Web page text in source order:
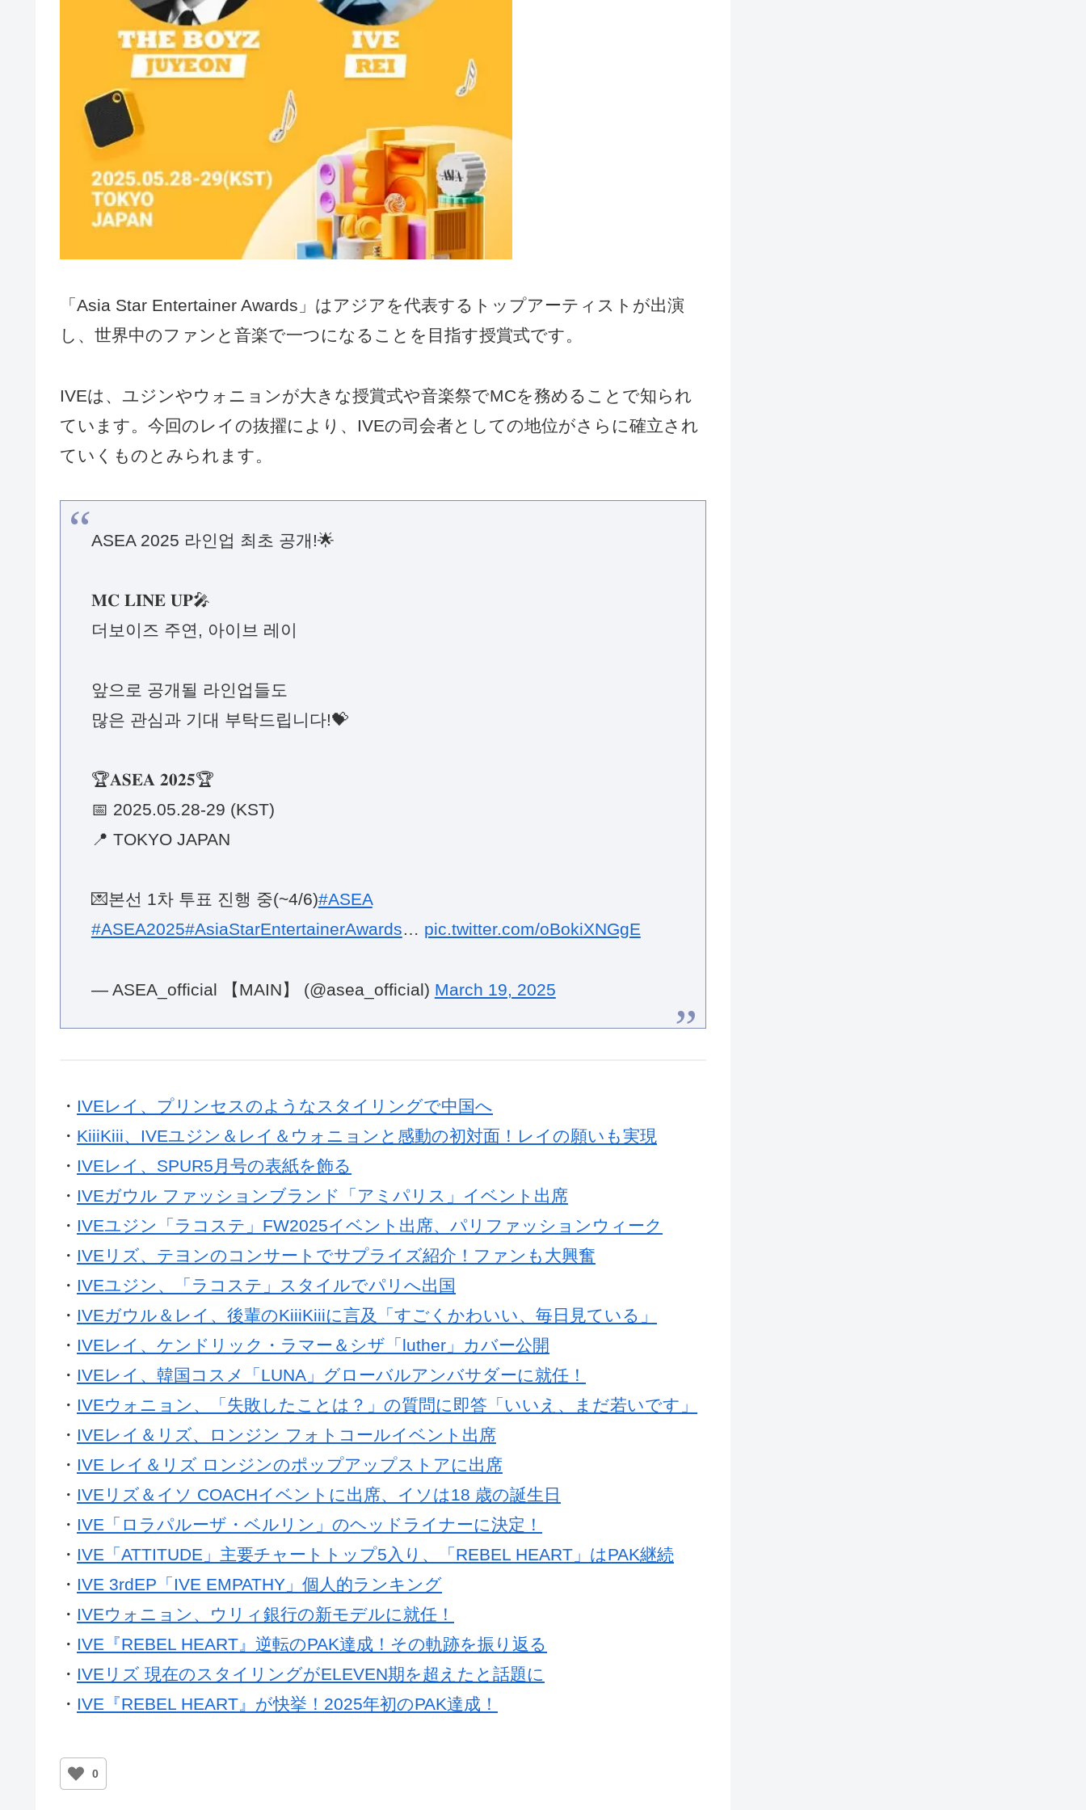
「Asia Star Entertainer Awards」はアジアを代表するトップアーティストが出演
し、世界中のファンと音楽で一つになることを目指す授賞式です。
IVEは、ユジンやウォニョンが大きな授賞式や音楽祭でMCを務めることで知られ
ています。今回のレイの抜擢により、IVEの司会者としての地位がさらに確立され
ていくものとみられます。
ASEA 2025 라인업 최초 공개!🌟
𝐌𝐂 𝐋𝐈𝐍𝐄 𝐔𝐏🎤
더보이즈 주연, 아이브 레이
앞으로 공개될 라인업들도
많은 관심과 기대 부탁드립니다!💝
🏆𝐀𝐒𝐄𝐀 𝟐𝟎𝟐𝟓🏆
📅 2025.05.28-29 (KST)
📍 TOKYO JAPAN
💌본선 1차 투표 진행 중(~4/6)#ASEA
#ASEA2025#AsiaStarEntertainerAwards… pic.twitter.com/oBokiXNGgE
— ASEA_official 【MAIN】 (@asea_official) March 19, 2025
・ IVEレイ、プリンセスのようなスタイリングで中国へ
・ KiiiKiii、IVEユジン＆レイ＆ウォニョンと感動の初対面！レイの願いも実現
・ IVEレイ、SPUR5月号の表紙を飾る
・ IVEガウル ファッションブランド「アミパリス」イベント出席
・ IVEユジン「ラコステ」FW2025イベント出席、パリファッションウィーク
・ IVEリズ、テヨンのコンサートでサプライズ紹介！ファンも大興奮
・ IVEユジン、「ラコステ」スタイルでパリへ出国
・ IVEガウル＆レイ、後輩のKiiiKiiiに言及「すごくかわいい、毎日見ている」
・ IVEレイ、ケンドリック・ラマー＆シザ「luther」カバー公開
・ IVEレイ、韓国コスメ「LUNA」グローバルアンバサダーに就任！
・ IVEウォニョン、「失敗したことは？」の質問に即答「いいえ、まだ若いです」
・ IVEレイ＆リズ、ロンジン フォトコールイベント出席
・ IVE レイ＆リズ ロンジンのポップアップストアに出席
・ IVEリズ＆イソ COACHイベントに出席、イソは18 歳の誕生日
・ IVE「ロラパルーザ・ベルリン」のヘッドライナーに決定！
・ IVE「ATTITUDE」主要チャートトップ5入り、「REBEL HEART」はPAK継続
・ IVE 3rdEP「IVE EMPATHY」個人的ランキング
・ IVEウォニョン、ウリィ銀行の新モデルに就任！
・ IVE『REBEL HEART』逆転のPAK達成！その軌跡を振り返る
・ IVEリズ 現在のスタイリングがELEVEN期を超えたと話題に
・ IVE『REBEL HEART』が快挙！2025年初のPAK達成！
0